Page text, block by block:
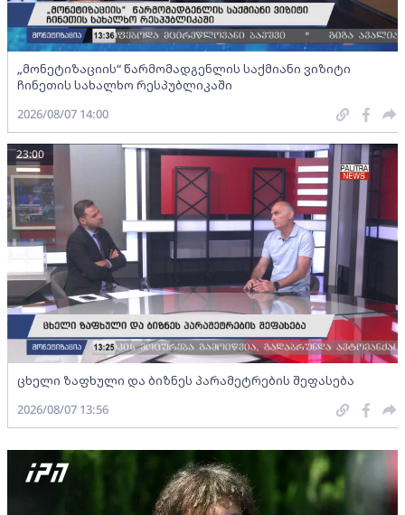
„მონეტიზაციის“ წარმომადგენლის საქმიანი ვიზიტი
ჩინეთის სახალხო რესპუბლიკაში
2026/08/07 14:00
ცხელი ზაფხული და ბიზნეს პარამეტრების შეფასება
23:00
2026/08/07 13:56